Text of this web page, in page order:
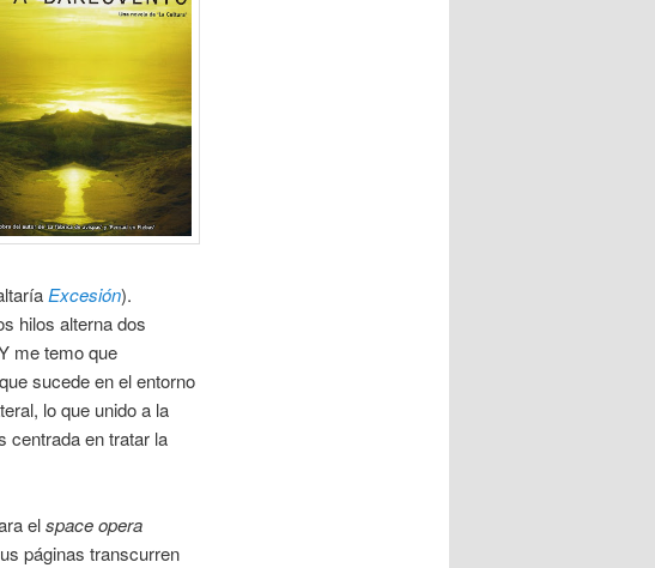
Excesión).
hilos alterna dos
me temo que
sucede en el entorno
lo que unido a la
centrada en tratar la
elspace opera
páginas transcurren